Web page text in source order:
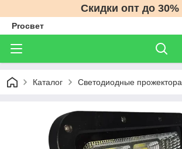
Скидки опт до 30%
Proсвет
Каталог Светодиодные прожектора